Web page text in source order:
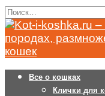
Перейти
к
содержанию
Search
for:
Все о кошках
Клички для